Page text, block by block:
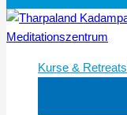
Kurse & Retreats